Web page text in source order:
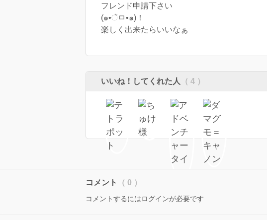
フレンド申請下さい
(๑•ૅㅁ•๑)！
楽しく出来たらいいなぁ
いいね！してくれた人 （ 4 ）
コメント （ 0 ）
コメントするにはログインが必要です